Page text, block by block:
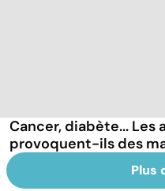
Cancer, diabète...
provoquent-ils des
Plus